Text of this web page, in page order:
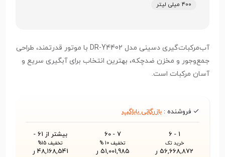
۴۰۰ میلی لیتر
آب‌مرکبات‌گیری دسینی مدل DR-Y4402 با موتور قدرتمند، طراحی
جمع‌وجور و مخزن ضدچکه، بهترین انتخاب برای آبگیری سریع و
آسان مرکبات است.
فروشنده :بازرگانی باباگپ
1 - 6
خرید تک
56,668,872 ر
7 - 60
تخفیف 10 %
51,001,985 ر
بیشتر از 61 -
تخفیف 15%
48,168,541 ر